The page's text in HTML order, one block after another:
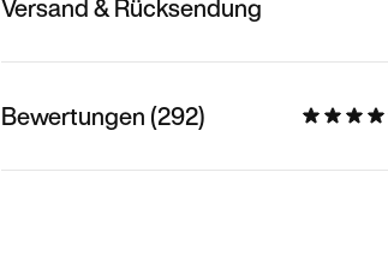
Versand & Rücksendung
Bewertungen (292)